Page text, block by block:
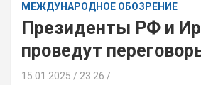
МЕЖДУНАРОДНОЕ ОБОЗРЕНИЕ
Президенты РФ и
проведут
15.01.2025
23:26 /